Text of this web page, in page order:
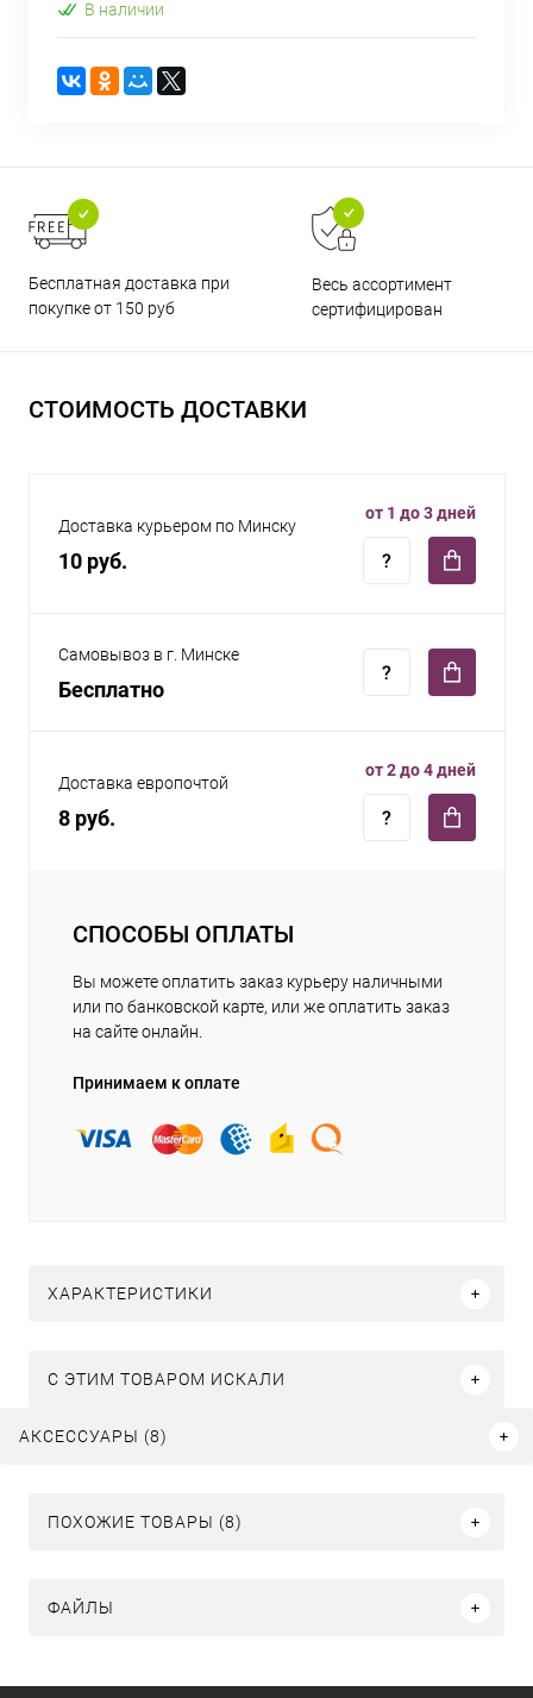
В наличии
Бесплатная доставка при
покупке от 150 руб
Весь ассортимент
сертифицирован
СТОИМОСТЬ ДОСТАВКИ
Доставка курьером по Минску
10 руб.
от 1 до 3 дней
Самовывоз в г. Минске
Бесплатно
Доставка европочтой
8 руб.
от 2 до 4 дней
СПОСОБЫ ОПЛАТЫ
Вы можете оплатить заказ курьеру наличными
или по банковской карте, или же оплатить заказ
на сайте онлайн.
Принимаем к оплате
ХАРАКТЕРИСТИКИ
C ЭТИМ ТОВАРОМ ИСКАЛИ
АКСЕССУАРЫ (8)
ПОХОЖИЕ ТОВАРЫ (8)
ФАЙЛЫ